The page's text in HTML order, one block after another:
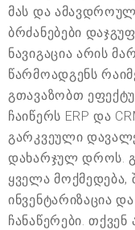
მას და
ბრძანებები
ნავიგაცია არის
წარმოადგენს
გთავაზობთ
ჩაიწერს ERP და
გარკვეული
დახარჯულ დროს.
ყველა
ინვენტარიზაცია
ჩანაწერები.